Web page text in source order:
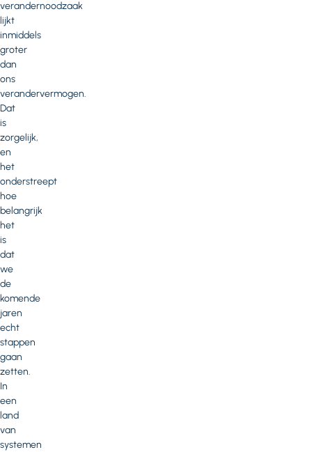
verandernoodzaak
lijkt
inmiddels
groter
dan
ons
verandervermogen.
Dat
is
zorgelijk,
en
het
onderstreept
hoe
belangrijk
het
is
dat
we
de
komende
jaren
echt
stappen
gaan
zetten.
In
een
land
van
systemen